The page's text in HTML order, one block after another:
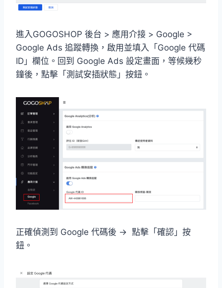
進入GOGOSHOP 後台 > 應用介接 > Google >
Google Ads 追蹤轉換，啟用並填入「Google 代碼
ID」欄位。回到 Google Ads 設定畫面，等候幾秒
鐘後，點擊「測試安插狀態」按鈕。
正確偵測到 Google 代碼後 → 點擊「確認」按
鈕。